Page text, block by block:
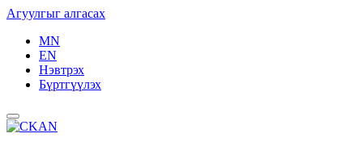
Агуулгыг алгасах
MN
EN
Нэвтрэх
Бүртгүүлэх